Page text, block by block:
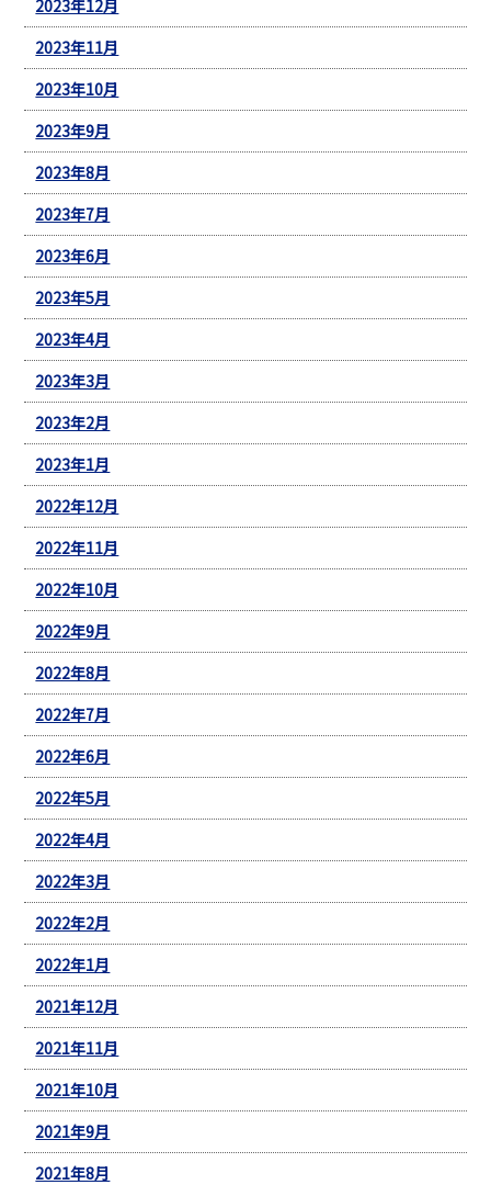
2023年12月
2023年11月
2023年10月
2023年9月
2023年8月
2023年7月
2023年6月
2023年5月
2023年4月
2023年3月
2023年2月
2023年1月
2022年12月
2022年11月
2022年10月
2022年9月
2022年8月
2022年7月
2022年6月
2022年5月
2022年4月
2022年3月
2022年2月
2022年1月
2021年12月
2021年11月
2021年10月
2021年9月
2021年8月